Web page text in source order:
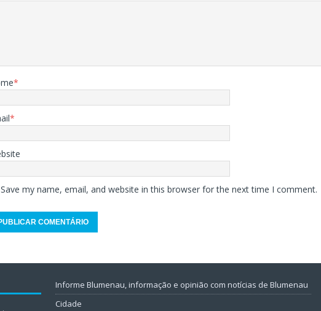
*
*
Save my name, email, and website in this browser for the next time I comment.
Informe Blumenau, informação e opinião com notícias de Blumenau
Cidade